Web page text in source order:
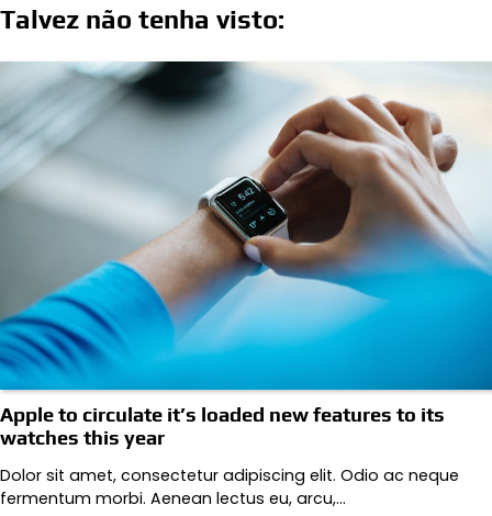
Talvez não tenha visto:
Apple to circulate it’s loaded new features to its
watches this year
Dolor sit amet, consectetur adipiscing elit. Odio ac neque
fermentum morbi. Aenean lectus eu, arcu,…